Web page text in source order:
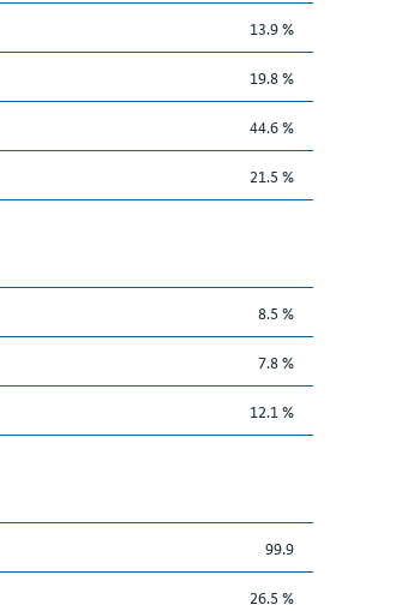
13.9 %
19.8 %
44.6 %
21.5 %
8.5 %
7.8 %
12.1 %
99.9
26.5 %